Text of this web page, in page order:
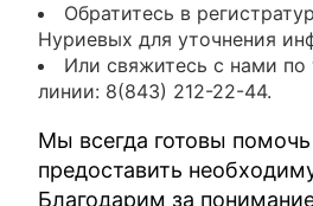
Обратитесь в
Нуриевых для уточнения
Или свяжитесь с нами по
линии: 8(843) 212-22-44.
Мы всегда готовы
предоставить
Благодарим за